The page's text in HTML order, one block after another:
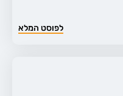
לפוסט המלא